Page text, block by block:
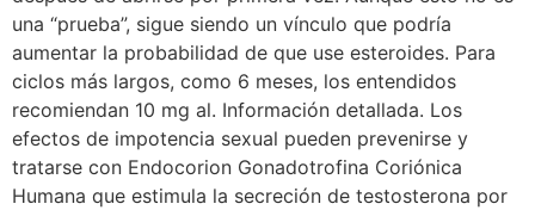
una “prueba”, sigue siendo un vínculo que podría
aumentar la probabilidad de que use esteroides. Para
ciclos más largos, como 6 meses, los entendidos
recomiendan 10 mg al. Información detallada. Los
efectos de impotencia sexual pueden prevenirse y
tratarse con Endocorion Gonadotrofina Coriónica
Humana que estimula la secreción de testosterona por